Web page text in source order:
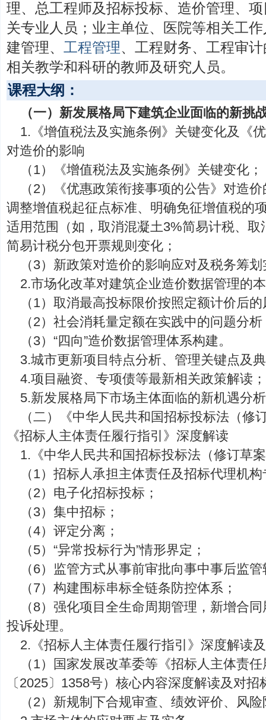
理、总工程师及招标投标、造价管理、
关专业人员；业主单位、医院等相关工
建管理、 工程管理、工程财务、工程审
相关教学和科研的教师及研究人员。
课程大纲：
（一）新发展格局下建筑企业面临的新挑
1.《增值税法及实施条例》关键变化及《
对造价的影响
（1）《增值税法及实施条例》关键变化；
（2）《优惠政策衔接事项的公告》对造
调整增值税起征点标准、明确免征增值税的
适用范围（如，取消混凝土3%简易计税、
简易计税分包开票规则变化；
（3）新政策对造价的影响应对及税务筹
2.市场化改革对建筑企业造价数据管理的
（1）取消最高投标限价按照定额计价后
（2）社会消耗量定额在实践中的问题分析
（3）“四向”造价数据管理体系构建。
3.城市更新项目特点分析、管理关键点及
4.项目融资、专项债等最新相关政策解读；
5.新发展格局下市场主体面临的新机遇分
（二）《中华人民共和国招标投标法（修
《招标人主体责任履行指引》深度解读
1.《中华人民共和国招标投标法（修订草
（1）招标人承担主体责任及招标代理机
（2）电子化招标投标；
（3）集中招标；
（4）评定分离；
（5）“异常投标行为”情形界定；
（6）监管方式从事前审批向事中事后监
（7）构建围标串标全链条防控体系；
（8）强化项目全生命周期管理，新增合
投诉处理。
2.《招标人主体责任履行指引》深度解读
（1）国家发展改革委等《招标人主体责
〔2025〕1358号）核心内容深度解读及对
（2）新规制下合规审查、绩效评价、风